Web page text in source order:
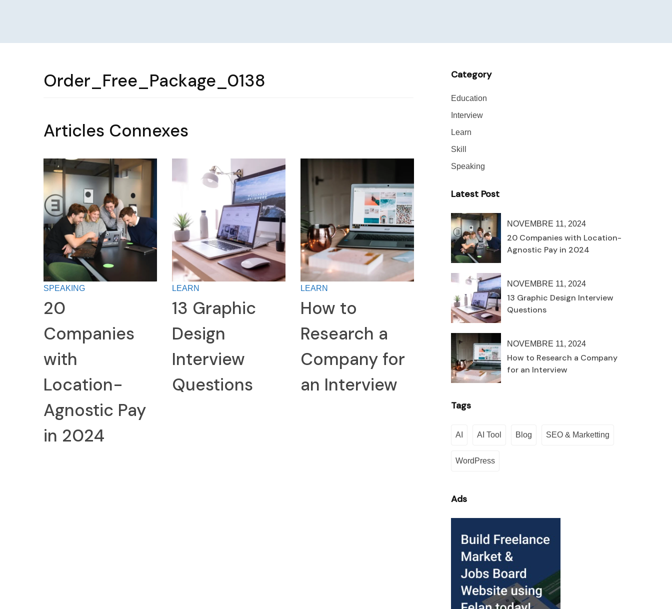
Order_Free_Package_0138
Articles Connexes
SPEAKING
20
Companies
with
Location-
Agnostic Pay
in 2024
LEARN
13 Graphic
Design
Interview
Questions
LEARN
How to
Research a
Company for
an Interview
Category
Education
Interview
Learn
Skill
Speaking
Latest Post
NOVEMBRE 11, 2024
20 Companies with Location-
Agnostic Pay in 2024
NOVEMBRE 11, 2024
13 Graphic Design Interview
Questions
NOVEMBRE 11, 2024
How to Research a Company
for an Interview
Tags
AI AI Tool Blog SEO & Marketting
WordPress
Ads